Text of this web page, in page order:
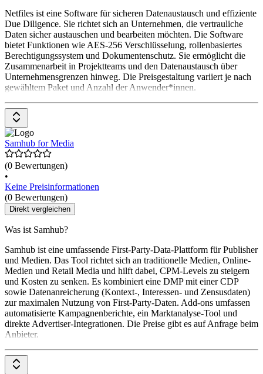
Netfiles ist eine Software für sicheren Datenaustausch und effiziente
Due Diligence. Sie richtet sich an Unternehmen, die vertrauliche
Daten sicher austauschen und bearbeiten möchten. Die Software
bietet Funktionen wie AES-256 Verschlüsselung, rollenbasiertes
Berechtigungssystem und Dokumentenschutz. Sie ermöglicht die
Zusammenarbeit in Projektteams und den Datenaustausch über
Unternehmensgrenzen hinweg. Die Preisgestaltung variiert je nach
gewähltem Paket und Anzahl der Anwender*innen.
Samhub for Media
(0 Bewertungen)
•
Keine Preisinformationen
(0 Bewertungen)
Direkt vergleichen
Was ist Samhub?
Samhub ist eine umfassende First-Party-Data-Plattform für Publisher
und Medien. Das Tool richtet sich an traditionelle Medien, Online-
Medien und Retail Media und hilft dabei, CPM-Levels zu steigern
und Kosten zu senken. Es kombiniert eine DMP mit einer CDP
sowie Datenanreicherung (Kontext-, Interessen- und Zensusdaten)
zur maximalen Nutzung von First-Party-Daten. Add-ons umfassen
automatisierte Kampagnenberichte, ein Marktanalyse-Tool und
direkte Advertiser-Integrationen. Die Preise gibt es auf Anfrage beim
Anbieter.